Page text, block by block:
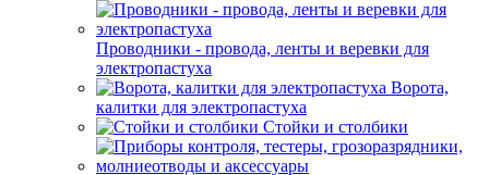
Проводники - провода, ленты и веревки для
электропастуха
Ворота,
калитки для электропастуха
Стойки и столбики